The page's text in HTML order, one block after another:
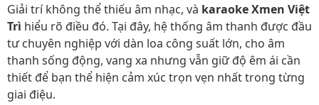
Giải trí không thể thiếu âm nhạc, và karaoke Xmen Việt
Trì hiểu rõ điều đó. Tại đây, hệ thống âm thanh được đầu
tư chuyên nghiệp với dàn loa công suất lớn, cho âm
thanh sống động, vang xa nhưng vẫn giữ độ êm ái cần
thiết để bạn thể hiện cảm xúc trọn vẹn nhất trong từng
giai điệu.